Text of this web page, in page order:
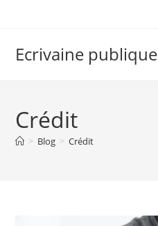
Ecrivaine publique
Crédit
> Blog > Crédit